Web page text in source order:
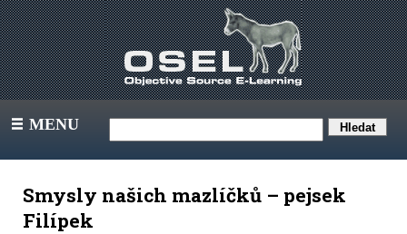
III MENU
Smysly našich mazlíčků – pejsek
Filípek